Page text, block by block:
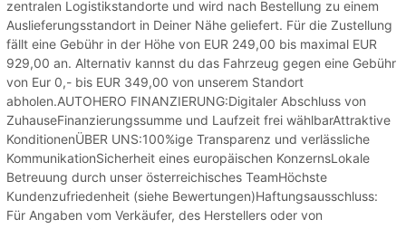
zentralen Logistikstandorte und wird nach Bestellung zu einem
Auslieferungsstandort in Deiner Nähe geliefert. Für die Zustellung
fällt eine Gebühr in der Höhe von EUR 249,00 bis maximal EUR
929,00 an. Alternativ kannst du das Fahrzeug gegen eine Gebühr
von Eur 0,- bis EUR 349,00 von unserem Standort
abholen.AUTOHERO FINANZIERUNG:Digitaler Abschluss von
ZuhauseFinanzierungssumme und Laufzeit frei wählbarAttraktive
KonditionenÜBER UNS:100%ige Transparenz und verlässliche
KommunikationSicherheit eines europäischen KonzernsLokale
Betreuung durch unser österreichisches TeamHöchste
Kundenzufriedenheit (siehe Bewertungen)Haftungsausschluss:
Für Angaben vom Verkäufer, des Herstellers oder von